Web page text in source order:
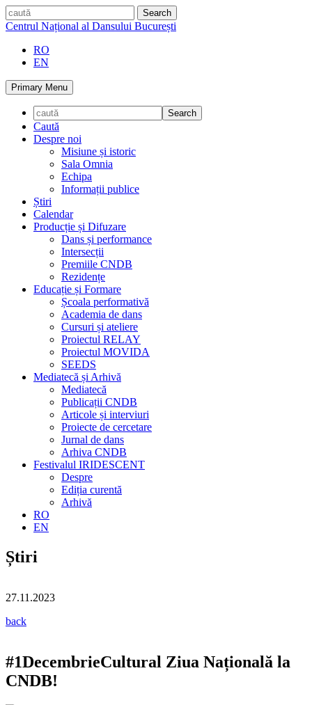
Skip
to
caută
Centrul Național al Dansului București
RO
EN
Primary Menu
Caută
Despre noi
Misiune și istoric
Sala Omnia
Echipa
Informații publice
Știri
Calendar
Producție și Difuzare
Dans și performance
Intersecții
Premiile CNDB
Rezidențe
Educație și Formare
Școala performativă
Academia de dans
Cursuri și ateliere
Proiectul RELAY
Proiectul MOVIDA
SEEDS
Mediatecă și Arhivă
Mediatecă
Publicații CNDB
Articole și interviuri
Proiecte de cercetare
Jurnal de dans
Arhiva CNDB
Festivalul IRIDESCENT
Despre
Ediția curentă
Arhivă
RO
EN
Știri
27.11.2023
back
#1DecembrieCultural Ziua Națională la
CNDB!